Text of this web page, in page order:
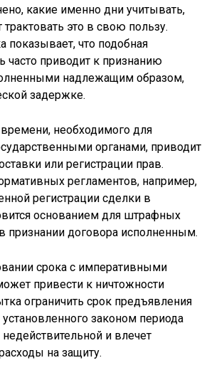
какие именно дни учитывать,
это в свою пользу.
показывает, что подобная
часто приводит к признанию
надлежащим образом,
задержке.
необходимого для
органами, приводит
или регистрации прав.
регламентов, например,
регистрации сделки в
основанием для штрафных
признании договора исполненным.
срока с императивными
привести к ничтожности
ограничить срок предъявления
законом периода
и влечет
на защиту.